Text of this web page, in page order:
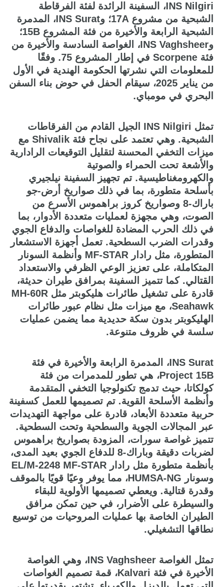
INS Nilgiri، السفينة الرائدة لفئة الفرقاطة
الشبحية من مشروع 17A؛ وINS Surat، المدمرة
الشبحية الرابعة والأخيرة من فئة المشروع 15B؛
وINS Vaghsheer، الغواصة السادسة والأخيرة من
فئة Scorpene في إطار المشروع 75. وفقًا
للمعلومات التي نشرتها الحكومة الهندية في الأول
من يناير 2025، سيقام الحفل في حوض بناء السفن
البحري في مومباي.
تمثل INS Nilgiri الجيل القادم من الفرقاطات
الشبحية. وهي تعتمد على نجاح فئة Shivalik مع
ميزات التخفي المحسنة لتقليل التوقيعات الرادارية
والأشعة تحت الحمراء والصوتية
والكهرومغناطيسية. تم تجهيز السفينة نيلجيري
بأسلحة متطورة، بما في ذلك صواريخ أرض-جو
باراك-8 وصواريخ كروز براهموس الأسرع من
الصوت، وهي مجهزة لعمليات متعددة الأدوار، بما
في ذلك الحرب المضادة للغواصات والدفاع الجوي
وقدرات الضرب السطحية. تعمل أجهزة الاستشعار
المتطورة، مثل رادار MF-STAR وأنظمة السونار
المتكاملة، على تعزيز الوعي الظرفي والاستعداد
القتالي. كما تتميز السفينة بمرافق طيران حديثة،
قادرة على تشغيل طائرات هليكوبتر مثل MH-60R
Seahawk، مع ميزات مثل نظام عبور طائرات
الهليكوبتر بدون سكة حديدية مما يضمن عمليات
سلسة في ظروف متنوعة.
INS Surat، المدمرة الرابعة والأخيرة في فئة
Project 15B، هي تطور للمدمرات من فئة
كولكاتا، حيث تدمج تكنولوجيا التخفي المتقدمة
وأنظمة الأسلحة القوية. تم تصميمها للعمل كسفينة
حربية متعددة الأبعاد، قادرة على مواجهة التهديدات
عبر المجالات الجوية والسطحية وتحت السطحية.
تتميز غواصة سورات، المزودة بصواريخ براهموس
لضربات دقيقة وباراك-8 للدفاع الجوي بعيد المدى،
بأنظمة متطورة مثل رادار EL/M-2248 MF-STAR
وسونار HUMSA-NG، مما يوفر وعيًا قويًا بالموقف
وقدرة قتالية. ويعطي تصميمها الأولوية للبقاء
والسيطرة على الأضرار، في حين تمكن مرافق
الطيران الخاصة بها عمليات المروحيات من توسيع
نطاقها التشغيلي.
تمثل الغواصة INS Vaghsheer، وهي الغواصة
الأخيرة في فئة Kalvari، قمة تصميم الغواصات